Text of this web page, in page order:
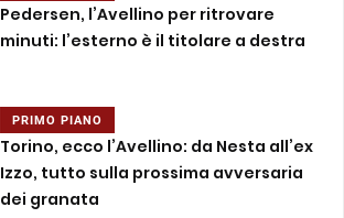
Pedersen, l’Avellino per ritrovare
minuti: l’esterno è il titolare a destra
PRIMO PIANO
Torino, ecco l’Avellino: da Nesta all’ex
Izzo, tutto sulla prossima avversaria
dei granata